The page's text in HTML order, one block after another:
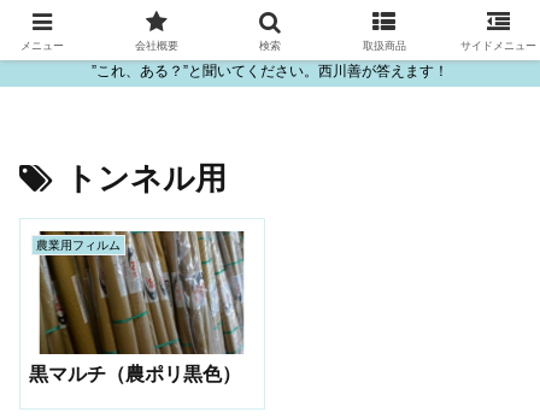
ビニール・プラスチック製品の卸販売は西川善
”これ、ある？”と聞いてください。西川善が答えます！
トンネル用
農業用フィルム
黒マルチ（農ポリ黒色）
メニュー 会社概要 検索 取扱商品 サイドメニュー